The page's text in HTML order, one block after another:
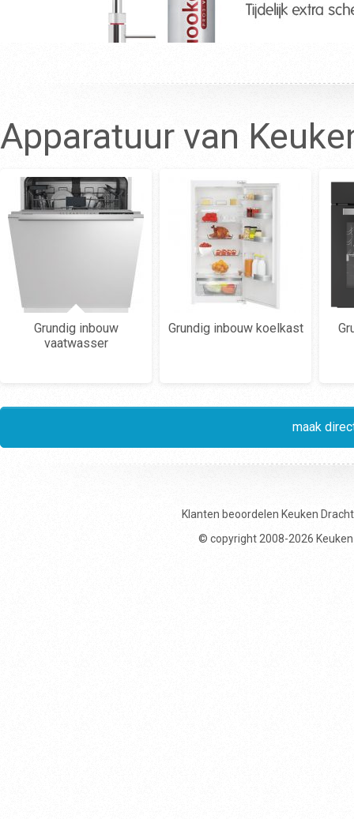
Apparatuur van
Grundig inbouw
vaatwasser
Grundig inbouw koelkast
maak
Klanten beoordelen Keuken
© copyright 2008-2026